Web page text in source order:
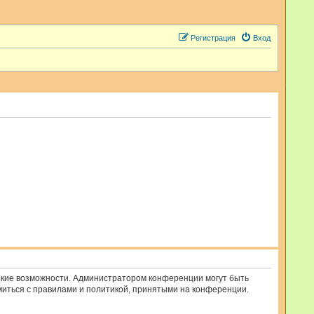
Вход
Регистрация
возможности. Администратором конференции могут быть
с правилами и политикой, принятыми на конференции.